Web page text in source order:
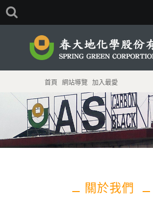
首頁 網站導覽 加入最愛
關於我們